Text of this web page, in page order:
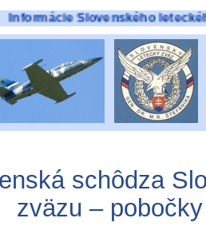
Slovenského leteckého
schôdza
zväzu –